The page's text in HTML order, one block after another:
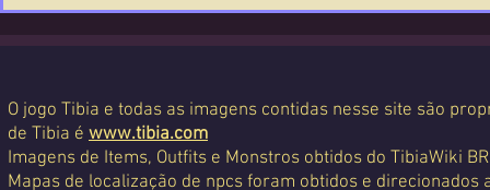
O jogo Tibia e todas as imagens contidas nesse site são
de Tibia é www.tibia.com
Imagens de Items, Outfits e Monstros obtidos do TibiaWiki
Mapas de localização de npcs foram obtidos e direcionados